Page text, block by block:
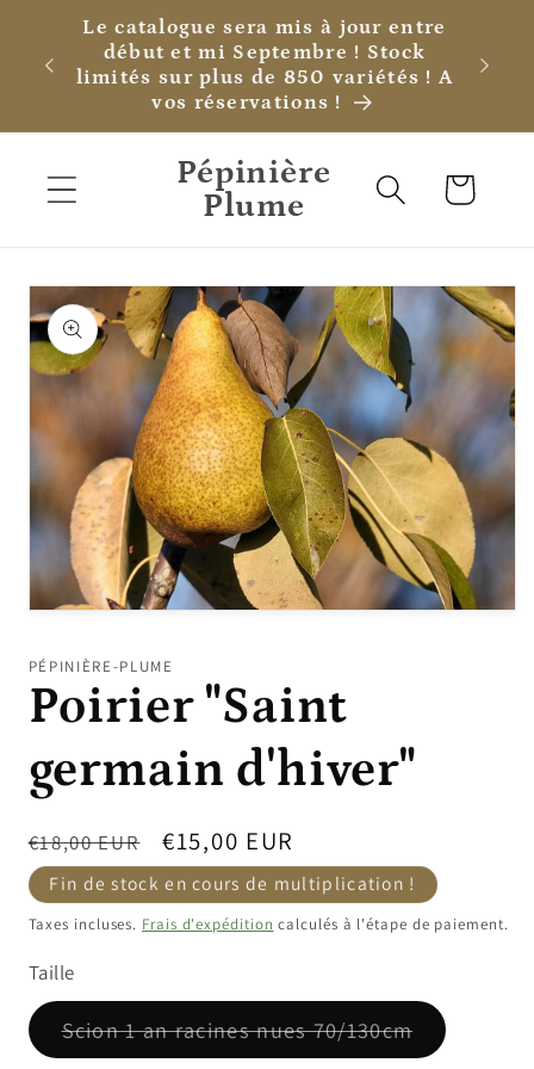
passer
au
contenu
Le catalogue sera mis à jour entre
début et mi Septembre ! Stock
limités sur plus de 850 variétés ! A
vos réservations !
Pépinière
Plume
Panier
Passer aux
informations
produits
1
dans
une
fenêtre
PÉPINIÈRE-PLUME
Poirier "Saint
germain d'hiver"
Prix
habituel
€18,00 EUR
Prix
promotionnel
€15,00 EUR
Fin de stock en cours de multiplication !
Taxes incluses. Frais d'expédition calculés à l'étape de paiement.
Taille
Scion 1 an racines nues 70/130cmVariante
épuisée